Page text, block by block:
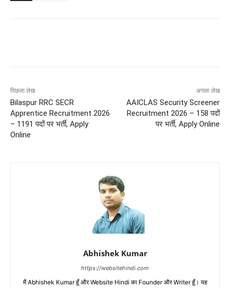
पिछला लेख
Bilaspur RRC SECR
Apprentice Recruitment 2026
– 1191 पदों पर भर्ती, Apply
Online
अगला लेख
AAICLAS Security Screener
Recruitment 2026 – 158 पदों
पर भर्ती, Apply Online
Abhishek Kumar
https://websitehindi.com
मैं Abhishek Kumar हूँ और Website Hindi का Founder और Writer हूँ। यह